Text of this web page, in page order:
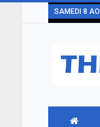
SAMEDI 8